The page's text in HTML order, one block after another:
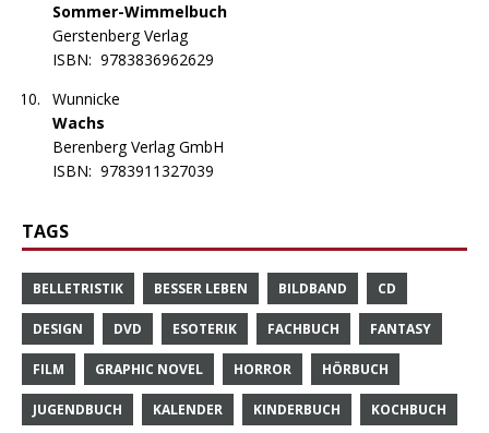
Sommer-Wimmelbuch
Gerstenberg Verlag
ISBN: 9783836962629
Wunnicke
Wachs
Berenberg Verlag GmbH
ISBN: 9783911327039
TAGS
BELLETRISTIK BESSER LEBEN BILDBAND CD
DESIGN DVD ESOTERIK FACHBUCH FANTASY
FILM GRAPHIC NOVEL HORROR HÖRBUCH
JUGENDBUCH KALENDER KINDERBUCH KOCHBUCH